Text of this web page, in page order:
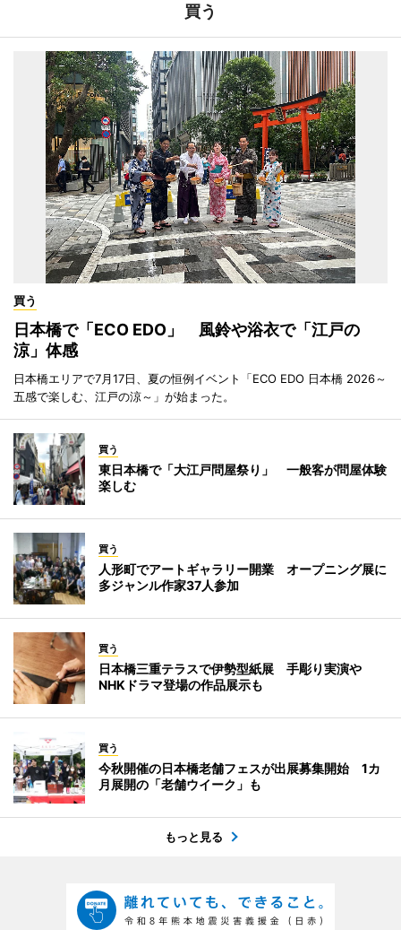
買う
買う
日本橋で「ECO EDO」 風鈴や浴衣で「江戸の
涼」体感
日本橋エリアで7月17日、夏の恒例イベント「ECO EDO 日本橋 2026～
五感で楽しむ、江戸の涼～」が始まった。
買う
東日本橋で「大江戸問屋祭り」 一般客が問屋体験
楽しむ
買う
人形町でアートギャラリー開業 オープニング展に
多ジャンル作家37人参加
買う
日本橋三重テラスで伊勢型紙展 手彫り実演や
NHKドラマ登場の作品展示も
買う
今秋開催の日本橋老舗フェスが出展募集開始 1カ
月展開の「老舗ウイーク」も
もっと見る